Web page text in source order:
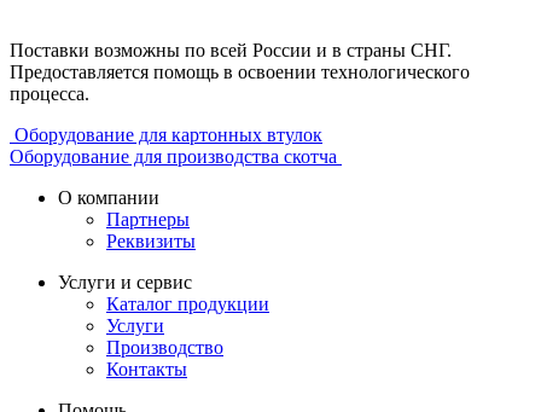
Поставки возможны по всей России и в страны СНГ.
Предоставляется помощь в освоении технологического
процесса.
Оборудование для картонных втулок
Оборудование для производства скотча
О компании
Партнеры
Реквизиты
Услуги и сервис
Каталог продукции
Услуги
Производство
Контакты